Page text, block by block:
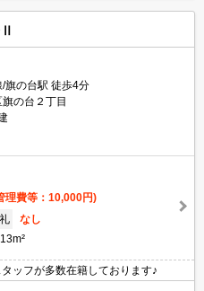
Ⅱ
旗の台駅 徒歩4分
の台２丁目
理費等：10,000円)
礼
なし
ッフが多数在籍しております♪